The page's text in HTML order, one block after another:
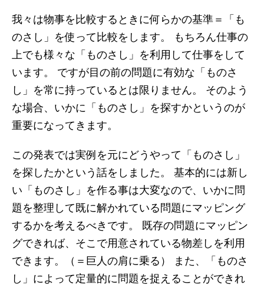
我々は物事を比較するときに何らかの基準＝「も
のさし」を使って比較をします。 もちろん仕事の
上でも様々な「ものさし」を利用して仕事をして
います。 ですが目の前の問題に有効な「ものさ
し」を常に持っているとは限りません。 そのよう
な場合、いかに「ものさし」を探すかというのが
重要になってきます。
この発表では実例を元にどうやって「ものさし」
を探したかという話をしました。 基本的には新し
い「ものさし」を作る事は大変なので、いかに問
題を整理して既に解かれている問題にマッピング
するかを考えるべきです。 既存の問題にマッピン
グできれば、そこで用意されている物差しを利用
できます。（＝巨人の肩に乗る） また、「ものさ
し」によって定量的に問題を捉えることができれ